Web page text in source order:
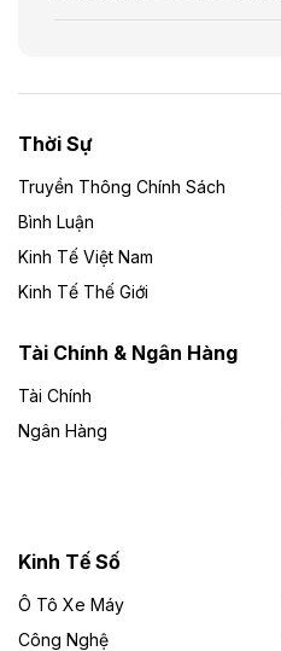
Dự án Nhà máy xử lý rác và
Công ty TNHH Năng lượng
Theo vietnamfinance.vn
Đức Long Gia Lai mở
Lai
Bốn doanh nghiệp có sự
phần Tập đoàn Đức Long
Gia Lai với tổng vốn hơn
Đồng Nai cho thuê gần
công nghiệp ở Long
UBND TP Đồng Nai cho
Thời Sự
Truyền Thông Chính Sách
Bình Luận
Kinh Tế Việt Nam
Kinh Tế Thế Giới
Tài Chính & Ngân Hàng
Tài Chính
Ngân Hàng
Kinh Tế Số
Ô Tô Xe Máy
Công Nghệ